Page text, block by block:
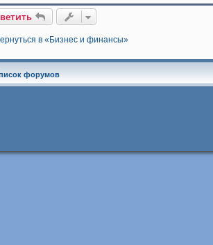
в «Бизнес и финансы»
форумов